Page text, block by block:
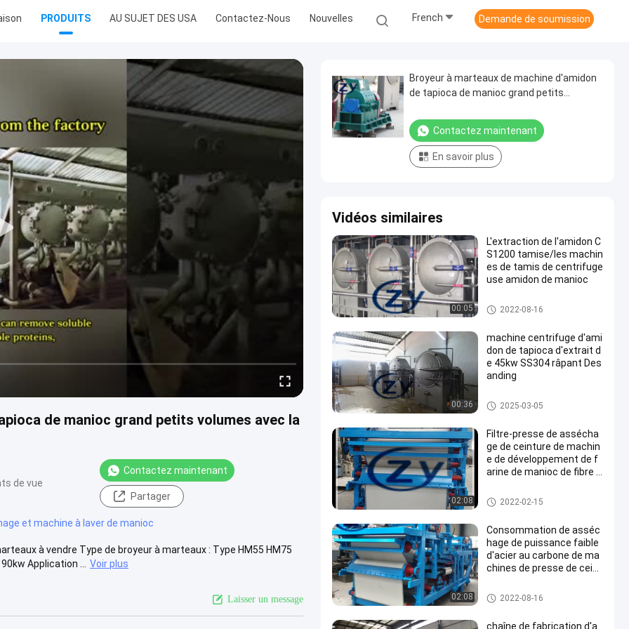
PRODUITS AU SUJET DES USA Contactez-Nous Nouvelles French Demande de soumission
de manioc grand petits volumes avec la
de vue
Contactez maintenant
Partager
et machine à laver de manioc
à vendre Type de broyeur à marteaux : Type HM55 HM75
Application ...
Voir plus
Laisser un message
Broyeur à marteaux de machine d'amidon
de tapioca de manioc grand petits
Contactez maintenant
En savoir plus
Vidéos similaires
00:05
L'extraction de l'amidon C
S1200 tamise/les machin
es de tamis de centrifuge
use amidon de manioc
Machine de développement d'a
midon de manioc
2022-08-16
00:36
machine centrifuge d'ami
don de tapioca d'extrait d
e 45kw SS304 râpant Des
anding
Machine d'amidon de tapioca
2025-03-05
02:08
Filtre-presse de assécha
ge de ceinture de machin
e de développement de f
arine de manioc de fibre 3
Machine de développement de
farine de manioc
2022-02-15
02:08
Consommation de asséc
hage de puissance faible
d'acier au carbone de ma
chines de presse de ceint
Machine de développement d'a
midon de manioc
2022-08-16
chaîne de fabrication d'a